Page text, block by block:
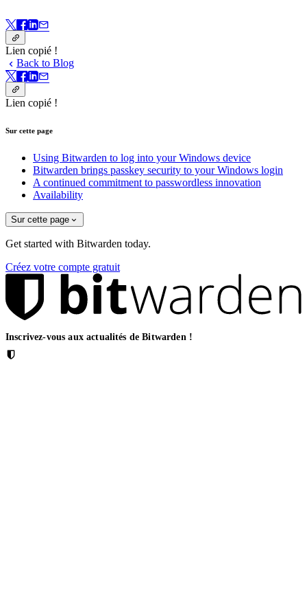
Lien copié !
Back to Blog
Lien copié !
Sur cette page
Using Bitwarden to log into your Windows device
Bitwarden brings passkey security to your Windows login
A continued commitment to passwordless innovation
Availability
Sur cette page
Get started with Bitwarden today.
Créez votre compte gratuit
Inscrivez-vous aux actualités de Bitwarden !